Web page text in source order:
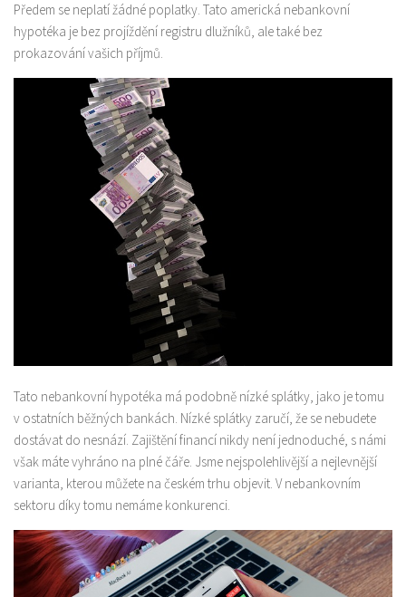
Předem se neplatí žádné poplatky. Tato americká nebankovní
hypotéka je bez projíždění registru dlužníků, ale také bez
prokazování vašich příjmů.
Tato nebankovní hypotéka má podobně nízké splátky, jako je tomu
v ostatních běžných bankách. Nízké splátky zaručí, že se nebudete
dostávat do nesnází. Zajištění financí nikdy není jednoduché, s námi
však máte vyhráno na plné čáře. Jsme nejspolehlivější a nejlevnější
varianta, kterou můžete na českém trhu objevit. V nebankovním
sektoru díky tomu nemáme konkurenci.